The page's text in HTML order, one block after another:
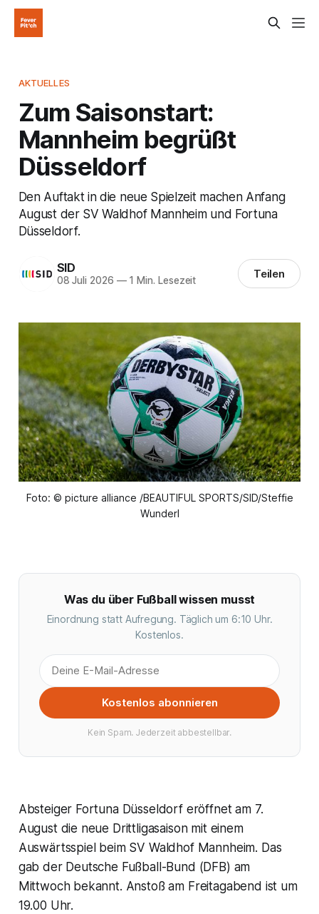
AKTUELLES
Zum Saisonstart:
Mannheim begrüßt
Düsseldorf
Den Auftakt in die neue Spielzeit machen Anfang
August der SV Waldhof Mannheim und Fortuna
Düsseldorf.
SID
08 Juli 2026 —1 Min. Lesezeit Teilen
Foto: © picture alliance /BEAUTIFUL SPORTS/SID/Steffie
Wunderl
Was du über Fußball wissen musst
Einordnung statt Aufregung. Täglich um 6:10 Uhr.
Kostenlos.
Kostenlos abonnieren
Kein Spam. Jederzeit abbestellbar.
Absteiger Fortuna Düsseldorf eröffnet am 7.
August die neue Drittligasaison mit einem
Auswärtsspiel beim SV Waldhof Mannheim. Das
gab der Deutsche Fußball-Bund (DFB) am
Mittwoch bekannt. Anstoß am Freitagabend ist um
19.00 Uhr.